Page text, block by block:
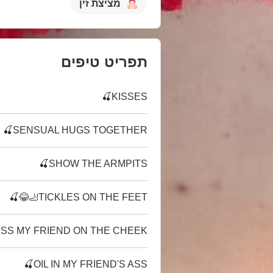
מציצת זין
תפריט טיפים
KISSES🍒
SENSUAL HUGS TOGETHER🍒
SHOW THE ARMPITS🍒
TICKLES ON THE FEET🦶😂🍒
MY FRIEND ON THE CHEEK🍒
OIL IN MY FRIEND'S ASS🍒